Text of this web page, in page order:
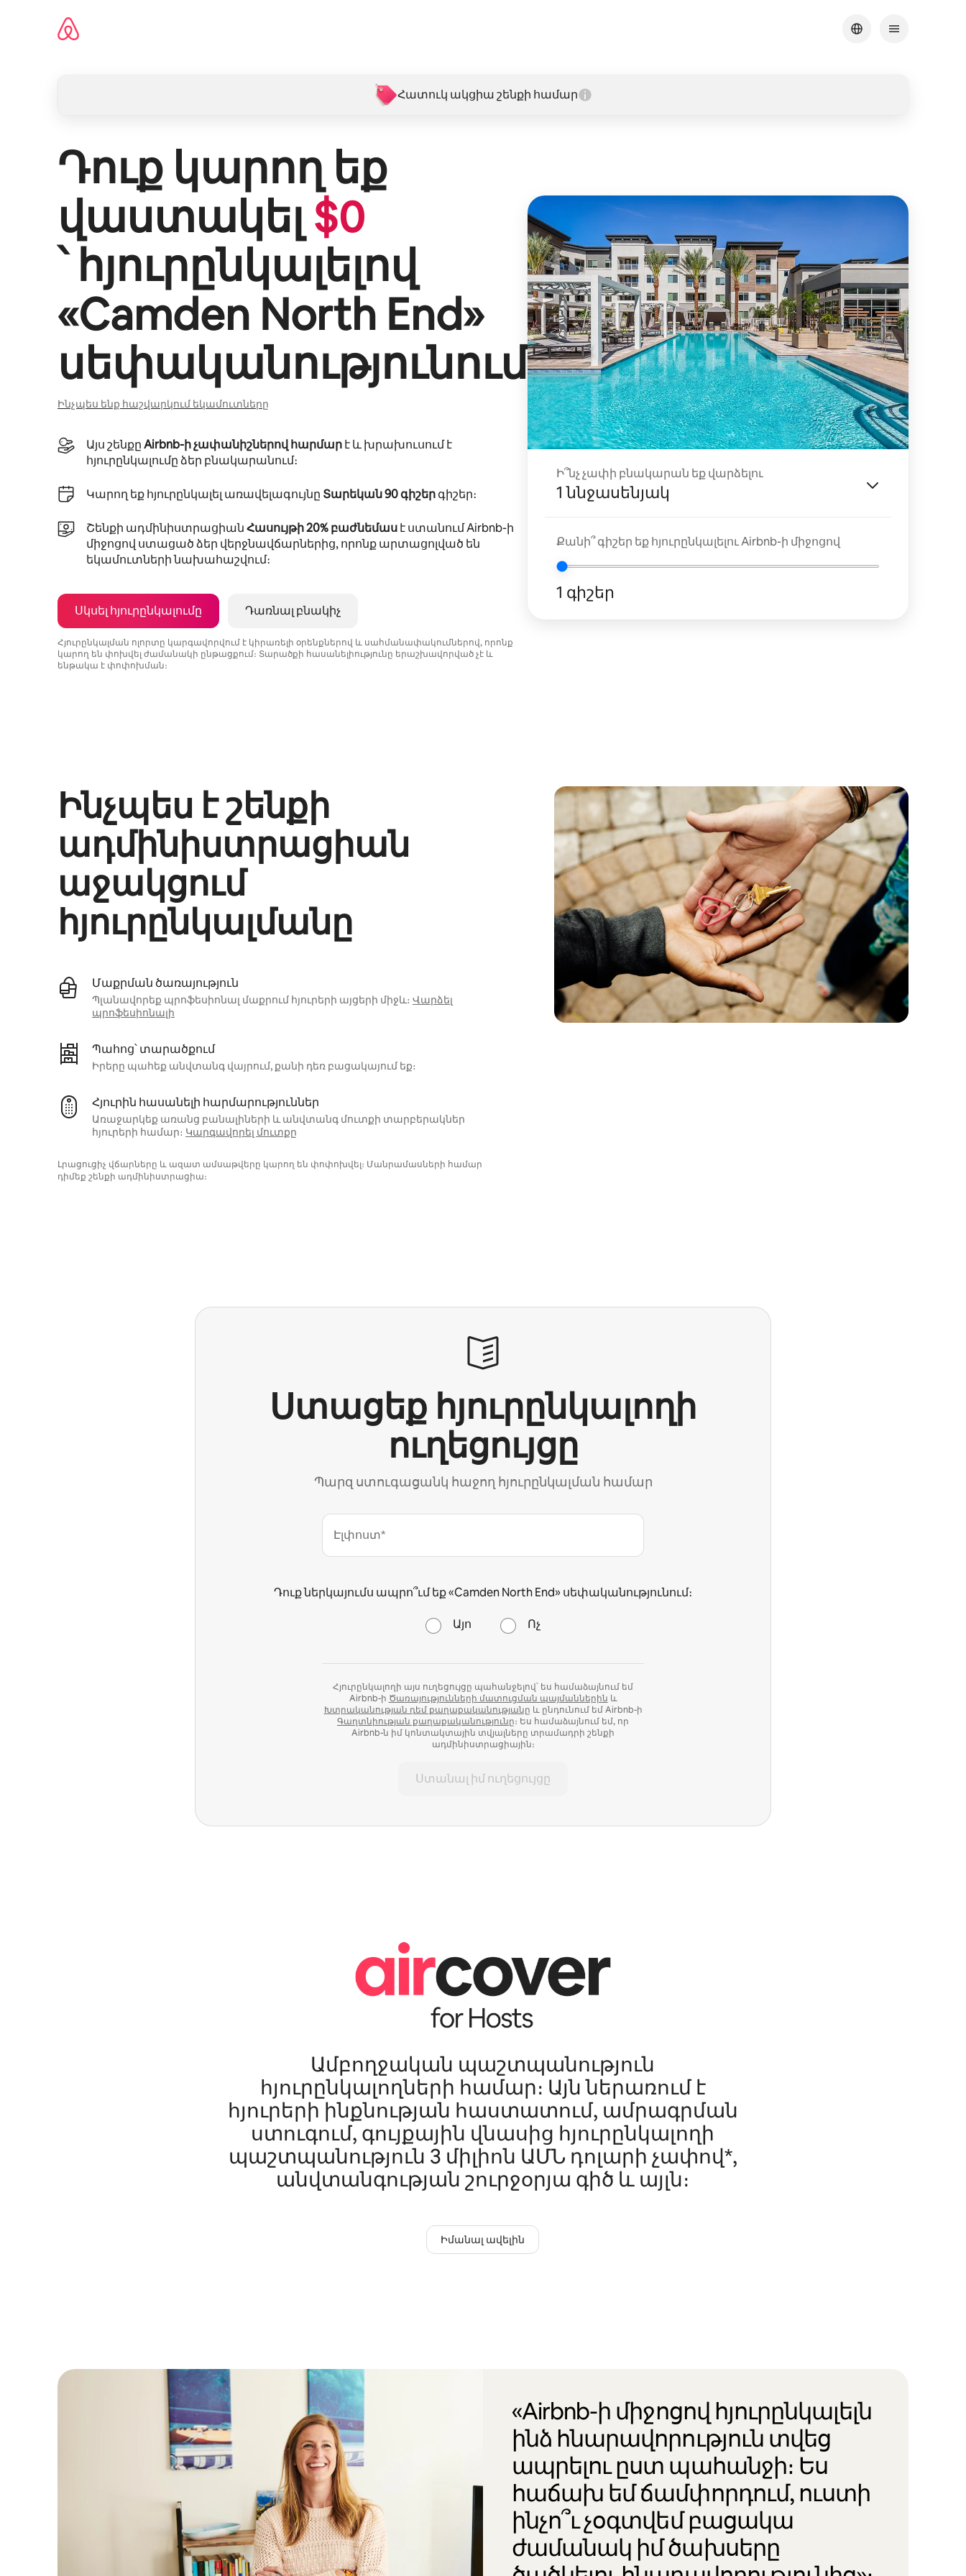
Հատուկ ակցիա շենքի համար
Դուք կարող եք
վաստակել $0
՝ հյուրընկալելով
«Camden North End»
սեփականությունում
Ինչպես ենք հաշվարկում եկամուտները
Այս շենքըAirbnb-ի չափանիշներով հարմարէ և խրախուսում է
հյուրընկալումը ձեր բնակարանում։
Կարող եք հյուրընկալել առավելագույնը Տարեկան 90 գիշերգիշեր։
Շենքի ադմինիստրացիանՀասույթի 20% բաժնեմասէ ստանում Airbnb-ի
միջոցով ստացած ձեր վերջնավճարներից, որոնք արտացոլված են
եկամուտների նախահաշվում։
Սկսել հյուրընկալումը Դառնալ բնակիչ
Հյուրընկալման ոլորտը կարգավորվում է կիրառելի օրենքներով և սահմանափակումներով, որոնք
կարող են փոխվել ժամանակի ընթացքում։ Տարածքի հասանելիությունը երաշխավորված չէ և
ենթակա է փոփոխման։
Ի՞նչ չափի բնակարան եք վարձելու
1 ննջասենյակ
Քանի՞ գիշեր եք հյուրընկալելու Airbnb-ի միջոցով
1 գիշեր
Ինչպես է շենքի
ադմինիստրացիան
աջակցում
հյուրընկալմանը
Մաքրման ծառայություն
Պլանավորեք պրոֆեսիոնալ մաքրում հյուրերի այցերի միջև։ Վարձել
պրոֆեսիոնալի
Պահոց՝ տարածքում
Իրերը պահեք անվտանգ վայրում, քանի դեռ բացակայում եք։
Հյուրին հասանելի հարմարություններ
Առաջարկեք առանց բանալիների և անվտանգ մուտքի տարբերակներ
հյուրերի համար։ Կարգավորել մուտքը
Լրացուցիչ վճարները և ազատ ամսաթվերը կարող են փոփոխվել։ Մանրամասների համար
դիմեք շենքի ադմինիստրացիա։
Ստացեք հյուրընկալողի
ուղեցույցը
Պարզ ստուգացանկ հաջող հյուրընկալման համար
Էլփոստ*
Դուք ներկայումս ապրո՞ւմ եք «Camden North End» սեփականությունում։
Այո Ոչ
Հյուրընկալողի այս ուղեցույցը պահանջելով՝ ես համաձայնում եմ
Airbnb-ի Ծառայությունների մատուցման պայմաններին և
Խտրականության դեմ քաղաքականությանը և ընդունում եմ Airbnb-ի
Գաղտնիության քաղաքականությունը։ Ես համաձայնում եմ, որ
Airbnb-ն իմ կոնտակտային տվյալները տրամադրի շենքի
ադմինիստրացիային։
Ստանալ իմ ուղեցույցը
Ամբողջական պաշտպանություն
հյուրընկալողների համար։ Այն ներառում է
հյուրերի ինքնության հաստատում, ամրագրման
ստուգում, գույքային վնասից հյուրընկալողի
պաշտպանություն 3 միլիոն ԱՄՆ դոլարի չափով*,
անվտանգության շուրջօրյա գիծ և այլն։
Իմանալ ավելին
«Airbnb-ի միջոցով հյուրընկալելն
ինձ հնարավորություն տվեց
ապրելու ըստ պահանջի։ Ես
հաճախ եմ ճամփորդում, ուստի
ինչո՞ւ չօգտվեմ բացակա
ժամանակ իմ ծախսերը